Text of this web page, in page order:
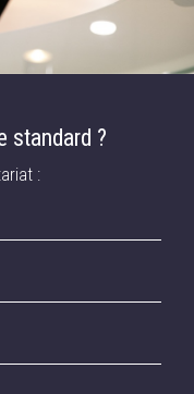
standard ?
: